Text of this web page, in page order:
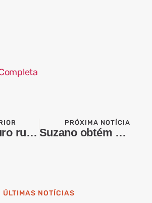
Novo seguro rural terá execução obrigatória no orçamento; entenda
PRÓXIMA NOTÍCIA
Suzano obtém aprovações concorrenciais para joint venture
ÚLTIMAS NOTÍCIAS